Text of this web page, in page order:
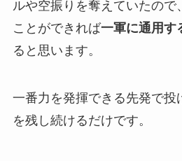
ルや空振りを奪えていたので
ことができれば一軍に通用す
ると思います。
一番力を発揮できる先発で投
を残し続けるだけです。